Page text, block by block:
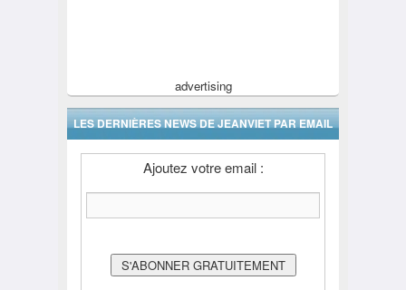
advertising
LES DERNIÈRES NEWS DE JEANVIET PAR EMAIL
Ajoutez votre email :